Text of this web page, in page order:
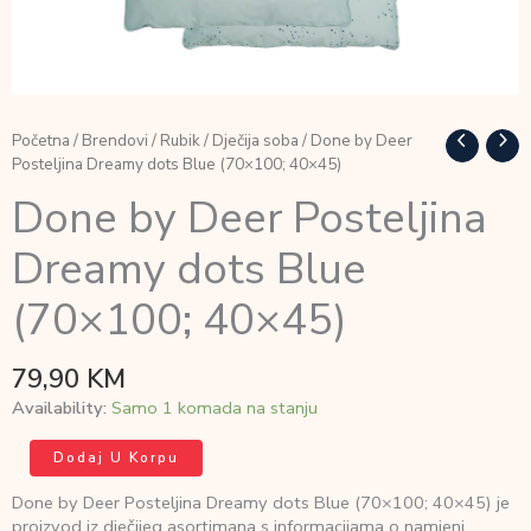
Početna / Brendovi / Rubik/ Dječija soba / Done by Deer
Posteljina Dreamy dots Blue (70×100; 40×45)
Done by Deer Posteljina
Dreamy dots Blue
(70×100; 40×45)
79,90 KM
Availability: Samo 1 komada na stanju
Done
by
Deer
Posteljina
Dodaj U Korpu
Done by Deer Posteljina Dreamy dots Blue (70×100; 40×45) je
proizvod iz dječijeg asortimana s informacijama o namjeni,